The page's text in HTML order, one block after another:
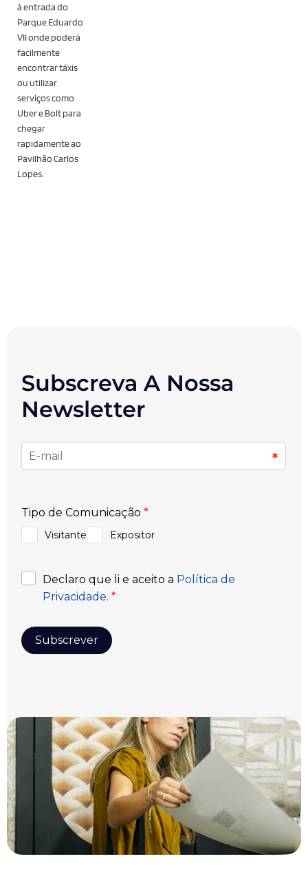
à entrada do
Parque Eduardo
VII onde poderá
facilmente
encontrar táxis
ou utilizar
serviços como
Uber e Bolt para
chegar
rapidamente ao
Pavilhão Carlos
Lopes.
Subscreva A Nossa
Newsletter